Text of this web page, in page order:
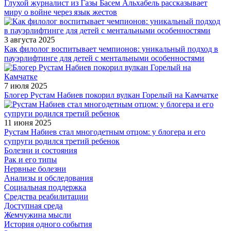
Глухой журналист из Газы Басем Альхабель рассказывает
миру о войне через язык жестов
3 августа 2025
Как филолог воспитывает чемпионов: уникальный подход в
пауэрлифтинге для детей с ментальными особенностями
7 июля 2025
Блогер Рустам Набиев покорил вулкан Горелый на Камчатке
11 июня 2025
Рустам Набиев стал многодетным отцом: у блогера и его
супруги родился третий ребенок
Болезни и состояния
Рак и его типы
Нервные болезни
Анализы и обследования
Социальная поддержка
Средства реабилитации
Доступная среда
Жемчужина мысли
История одного события